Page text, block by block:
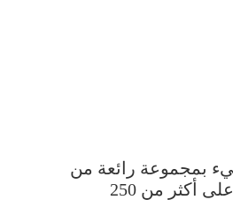
بمجموعة رائعة من
الفيتامينات والمعادن والبروتينات ومضادات الأكسدة. على عكس المكملات الغذائية العادية، يحتوي هذا اللقاح الطبيعي 100% على أكثر من 250